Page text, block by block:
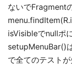
ないでFragment
isVisibleでnullポ
setupMenuBar()
で全てのテストが